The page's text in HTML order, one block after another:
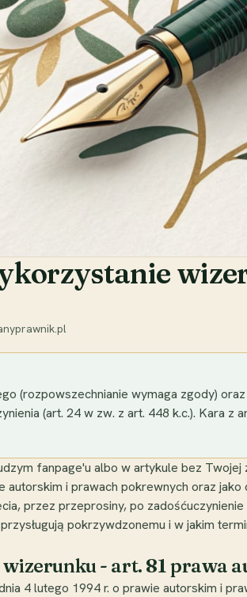
(rozpowszechnianie wymaga zgody)
(art. 24 w zw. z art. 448 k.c.). Kara
fanpage'u albo w artykule bez
i prawach pokrewnych oraz
przez przeprosiny, po
pokrzywdzonemu i w jakim
- art. 81 prawa
4 lutego 1994 r. o prawie autorskim i